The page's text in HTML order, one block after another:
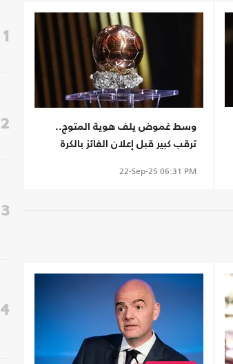
وسط غموض يلف هوية المتوج..
ترقب كبير قبل إعلان الفائز بالكرة
22-Sep-25 06:31 PM
1
2
3
4